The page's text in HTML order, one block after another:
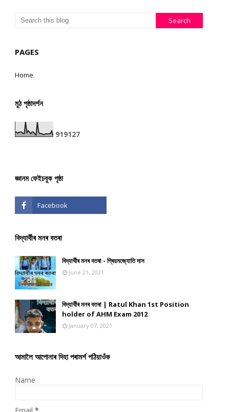
PAGES
Home
মুঠ পৃষ্ঠাদৰ্শন
919127
জ্ঞানম ফেইচবুক পৃষ্ঠা
বিদ্যাৰ্থীৰ মনৰ বতৰা
বিদ্যাৰ্থীৰ মনৰ বতৰা - প্ৰিয়মজ্যোতি দাস
June 21, 2021
বিদ্যাৰ্থীৰ মনৰ বতৰা | Ratul Khan 1st Position
holder of AHM Exam 2012
January 07, 2021
আমালৈ আপোনাৰ দিহা পৰামৰ্শ পঠিয়াওঁক
Name
Email*